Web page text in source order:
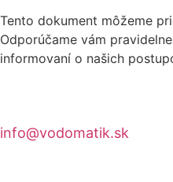
Tento dokument môžeme
Odporúčame vám
informovaní o našich
info@vodomatik.sk